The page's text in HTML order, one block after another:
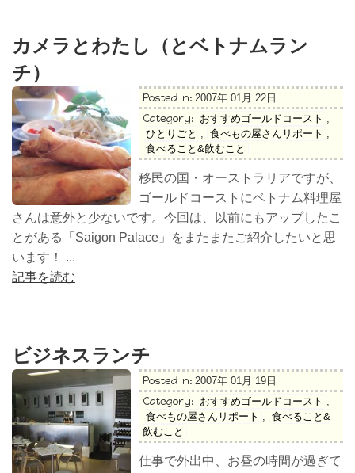
カメラとわたし（とベトナムラン
チ）
Posted in: 2007年 01月 22日
Category: おすすめゴールドコースト ,
ひとりごと , 食べもの屋さんリポート ,
食べること&飲むこと
移民の国・オーストラリアですが、
ゴールドコーストにベトナム料理屋
さんは意外と少ないです。今回は、以前にもアップしたこ
とがある「Saigon Palace」をまたまたご紹介したいと思
います！ ...
記事を読む
ビジネスランチ
Posted in: 2007年 01月 19日
Category: おすすめゴールドコースト ,
食べもの屋さんリポート , 食べること&
飲むこと
仕事で外出中、お昼の時間が過ぎて